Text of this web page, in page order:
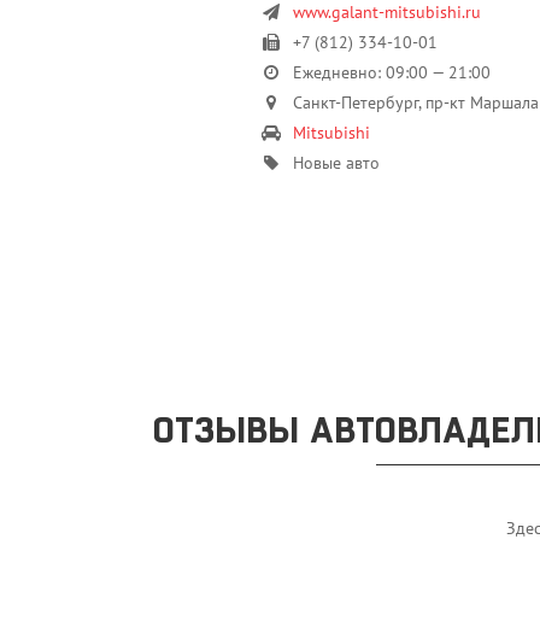
www.galant-mitsubishi.ru
+7 (812) 334-10-01
Ежедневно: 09:00 — 21:00
Санкт-Петербург, пр-кт
Mitsubishi
Новые авто
ОТЗЫВЫ